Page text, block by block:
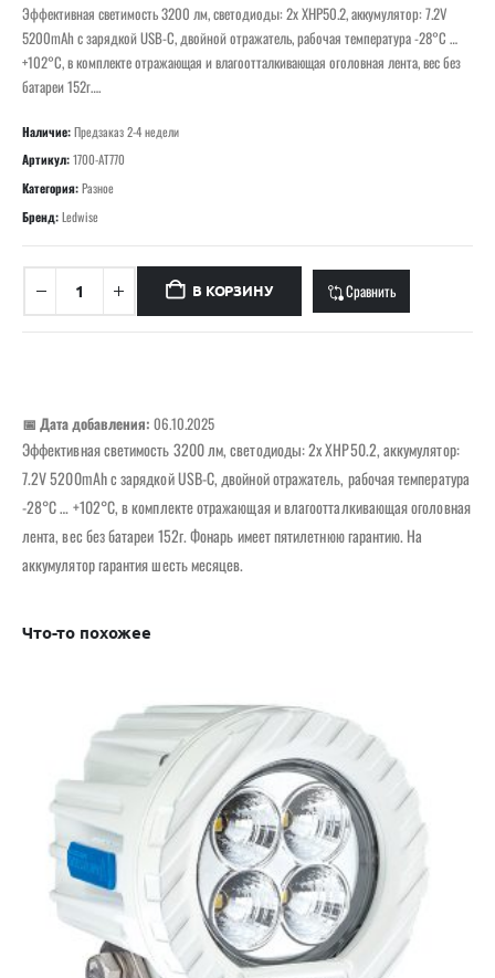
Эффективная светимость 3200 лм, светодиоды: 2x XHP50.2, аккумулятор: 7.2V
5200mAh с зарядкой USB-C, двойной отражатель, рабочая температура -28°C …
+102°C, в комплекте отражающая и влагоотталкивающая оголовная лента, вес без
батареи 152г….
Наличие:Предзаказ 2-4 недели
Артикул:1700-AT770
Категория:Разное
Бренд:Ledwise
В КОРЗИНУ Сравнить
📅 Дата добавления: 06.10.2025
Эффективная светимость 3200 лм, светодиоды: 2x XHP50.2, аккумулятор:
7.2V 5200mAh с зарядкой USB-C, двойной отражатель, рабочая температура
-28°C … +102°C, в комплекте отражающая и влагоотталкивающая оголовная
лента, вес без батареи 152г. Фонарь имеет пятилетнюю гарантию. На
аккумулятор гарантия шесть месяцев.
Что-то похожее